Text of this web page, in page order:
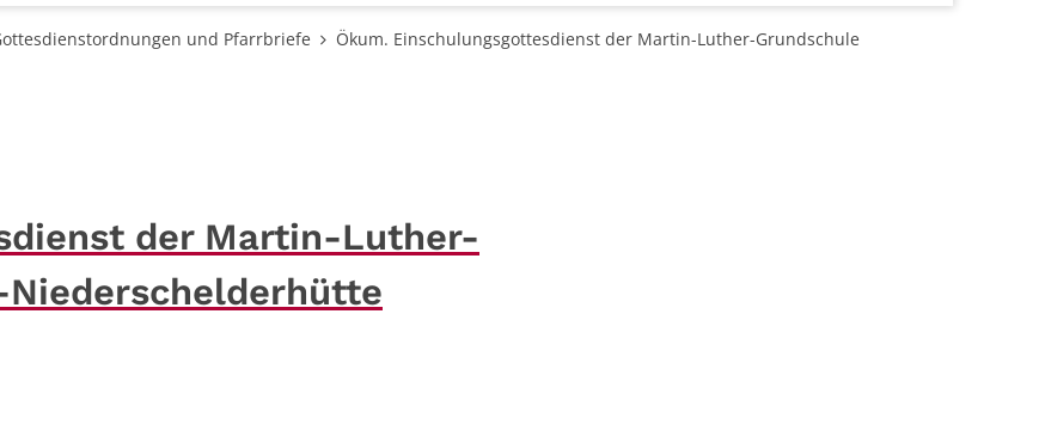
und Pfarrbriefe
Ökum. Einschulungsgottesdienst der Martin-Luther-Grundschule
der Martin-Luther-